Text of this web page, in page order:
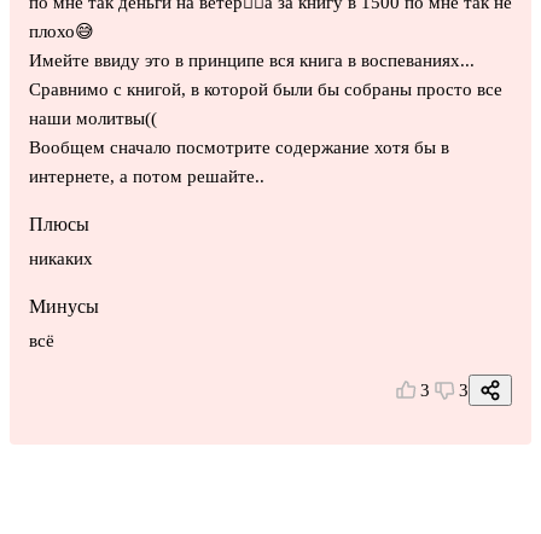
плохо😅
Имейте ввиду это в принципе вся книга в воспеваниях...
Сравнимо с книгой, в которой были бы собраны просто все
наши молитвы((
Вообщем сначало посмотрите содержание хотя бы в
интернете, а потом решайте..
Плюсы
никаких
Минусы
всё
3 3